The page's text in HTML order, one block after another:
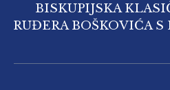
BISKUPIJSKA
RUĐERA BOŠKOVIĆA S